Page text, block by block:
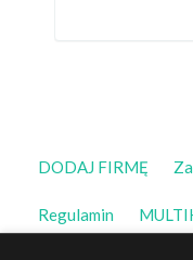
DODAJ FIRMĘ
Regulamin